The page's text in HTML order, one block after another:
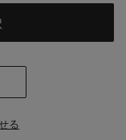
る